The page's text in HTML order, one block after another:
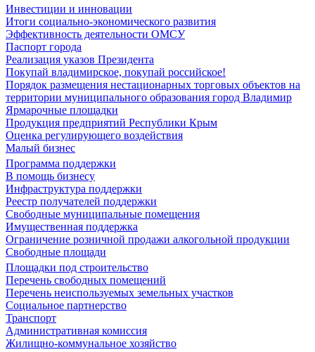
Инвестиции и инновации
Итоги социально-экономического развития
Эффективность деятельности ОМСУ
Паспорт города
Реализация указов Президента
Покупай владимирское, покупай российское!
Порядок размещения нестационарных торговых объектов на
территории муниципального образования город Владимир
Ярмарочные площадки
Продукция предприятий Республики Крым
Оценка регулирующего воздействия
Малый бизнес
Программа поддержки
В помощь бизнесу
Инфраструктура поддержки
Реестр получателей поддержки
Свободные муниципальные помещения
Имущественная поддержка
Ограничение розничной продажи алкогольной продукции
Свободные площади
Площадки под строительство
Перечень свободных помещений
Перечень неиспользуемых земельных участков
Социальное партнерство
Транспорт
Административная комиссия
Жилищно-коммунальное хозяйство